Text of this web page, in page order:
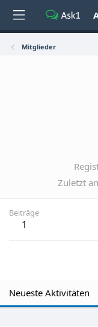
Mitglieder
Zuletzt
Beiträge
1
Neueste Aktivitäten